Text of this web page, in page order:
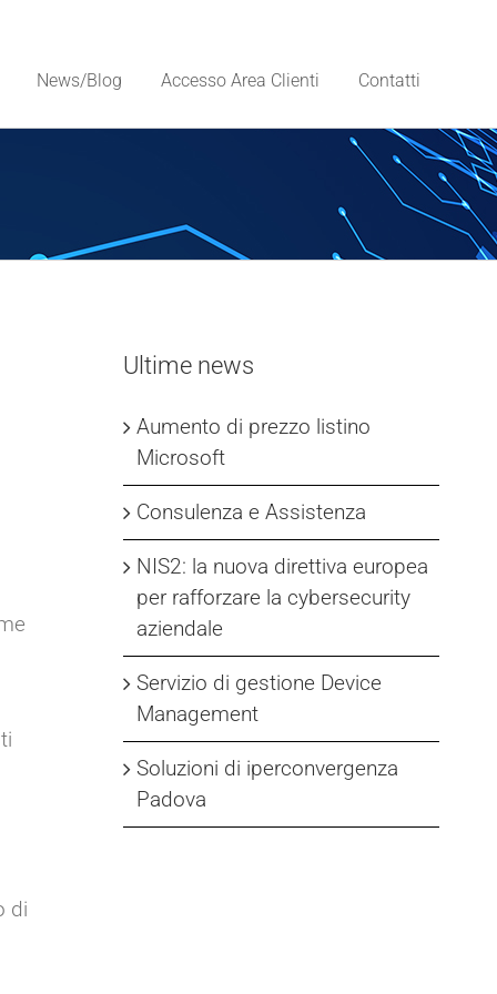
News/Blog Accesso Area Clienti Contatti
di
Ultime news
Aumento di prezzo listino
Microsoft
Consulenza e Assistenza
NIS2: la nuova direttiva europea
per rafforzare la cybersecurity
aziendale
Servizio di gestione Device
Management
Soluzioni di iperconvergenza
Padova